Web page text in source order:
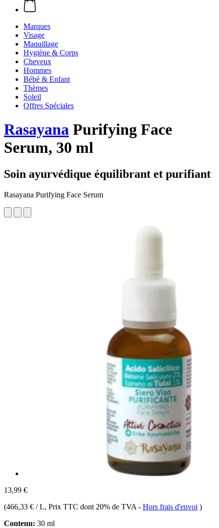
Marques
Visage
Maquillage
Hygiène & Corps
Cheveux
Hommes
Bébé & Enfant
Thèmes
Soleil
Offres Spéciales
Rasayana Purifying Face
Serum, 30 ml
Soin ayurvédique équilibrant et purifiant
Rasayana Purifying Face Serum
13,99 €
(466,33 € / L, Prix TTC dont 20% de TVA - Hors frais d'envoi )
Contenu: 30 ml